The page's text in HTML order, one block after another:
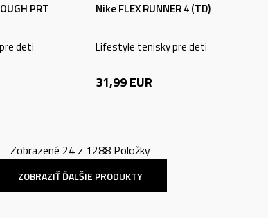
PRT
deti
Nike FLEX RUNNER 4 (TD)
Lifestyle tenisky pre deti
31,99EUR
Zobrazené 24 z 1288 Položky
ZOBRAZIŤ ĎALŠIE PRODUKTY